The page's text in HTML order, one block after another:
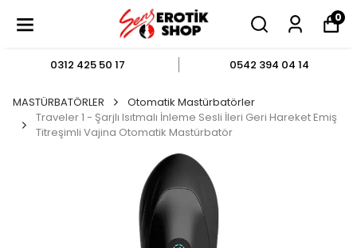
0
0312 425 50 17 0542 394 04 14
MASTÜRBATÖRLER
Otomatik Mastürbatörler
Traveler 1 - Şarjlı Isıtmalı İnleme Sesli İleri Geri Hareket Emiş
Titreşimli Vajina Otomatik Mastürbatör